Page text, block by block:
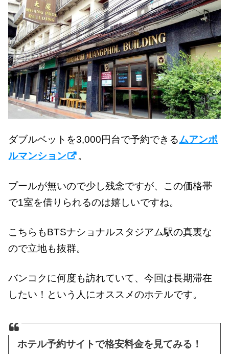
ダブルベットを3,000円台で予約できるムアンポ
ルマンション
。
プールが無いので少し残念ですが、この価格帯
で1室を借りられるのは嬉しいですね。
こちらもBTSナショナルスタジアム駅の真裏な
ので立地も抜群。
バンコクに何度も訪れていて、今回は長期滞在
したい！という人にオススメのホテルです。
ホテル予約サイトで格安料金を見てみる！